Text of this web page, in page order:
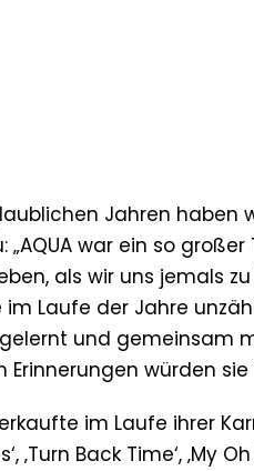
Jahren haben
„AQUA war ein so
als wir uns jemals
im Laufe der Jahre
und gemeinsam
würden
im Laufe ihrer
‚Turn Back Time‘, ‚My